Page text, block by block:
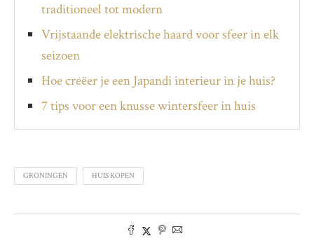
traditioneel tot modern
Vrijstaande elektrische haard voor sfeer in elk
seizoen
Hoe creëer je een Japandi interieur in je huis?
7 tips voor een knusse wintersfeer in huis
GRONINGEN HUIS KOPEN